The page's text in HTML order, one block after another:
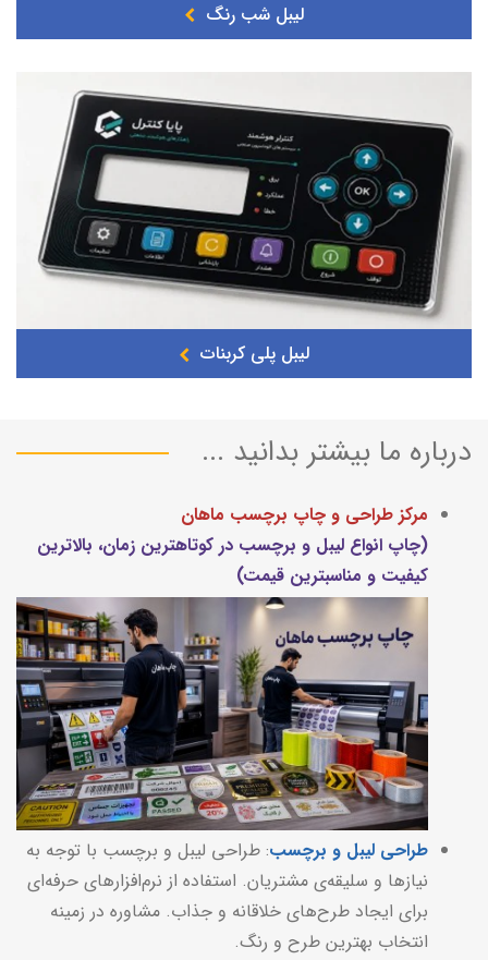
لیبل شب رنگ
لیبل پلی کربنات
درباره ما بیشتر بدانید ...
مرکز طراحی و چاپ برچسب ماهان
(چاپ انواع لیبل و برچسب در کوتاهترین زمان، بالاترین
کیفیت و مناسبترین قیمت)
طراحی لیبل و برچسب: طراحی لیبل و برچسب با توجه به
نیازها و سلیقه‌ی مشتریان. استفاده از نرم‌افزارهای حرفه‌ای
برای ایجاد طرح‌های خلاقانه و جذاب. مشاوره در زمینه
انتخاب بهترین طرح و رنگ.